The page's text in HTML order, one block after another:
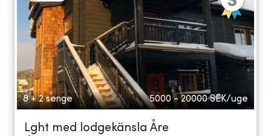
8 + 2 senge 5000 - 20000 SEK/uge
Lght med lodgekänsla Åre